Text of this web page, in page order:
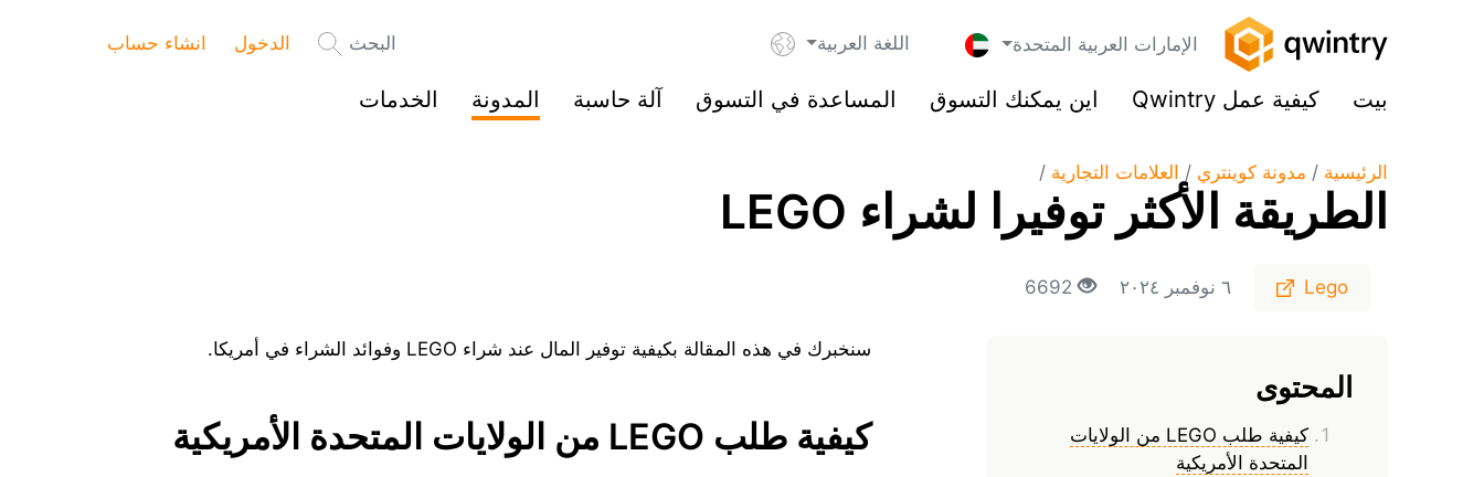
الإمارات العربية المتحدة اللغة العربية البحث الدخول انشاء حساب
بيت كيفية عمل Qwintry اين يمكنك التسوق المساعدة في التسوق آلة حاسبة المدونة الخدمات
الرئيسية / مدونة كوينتري / العلامات التجاریة /
الطريقة الأكثر توفيرا لشراء LEGO
Lego ٦ نوفمبر ٢٠٢٤ 6692
المحتوى
كيفية طلب LEGO من الولايات
المتحدة الأمريكية
سنخبرك في هذه المقالة بكيفية توفير المال عند شراء LEGO وفوائد الشراء في أمريكا.
كيفية طلب LEGO من الولايات المتحدة الأمريكية